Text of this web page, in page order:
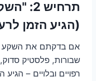
תרחיש
(הגיע הזמן
אם בדקתם את השקע
שבורות, פלסטיק
רפויים ובלויים –